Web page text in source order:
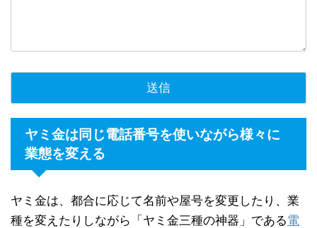
ヤミ金は同じ電話番号を使いながら様々に
業態を変える
ヤミ金は、都合に応じて名前や屋号を変更したり、業
種を変えたりしながら「ヤミ金三種の神器」である電